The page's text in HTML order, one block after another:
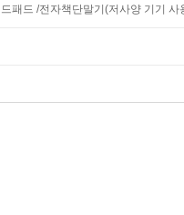
패드 /전자책단말기(저사양 기기 사